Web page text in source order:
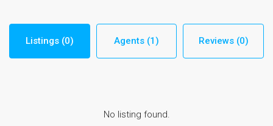
Listings (0) Agents (1) Reviews (0)
No listing found.